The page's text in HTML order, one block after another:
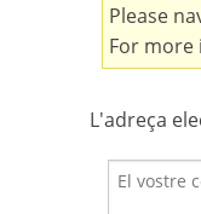
Please
For
L'adreça